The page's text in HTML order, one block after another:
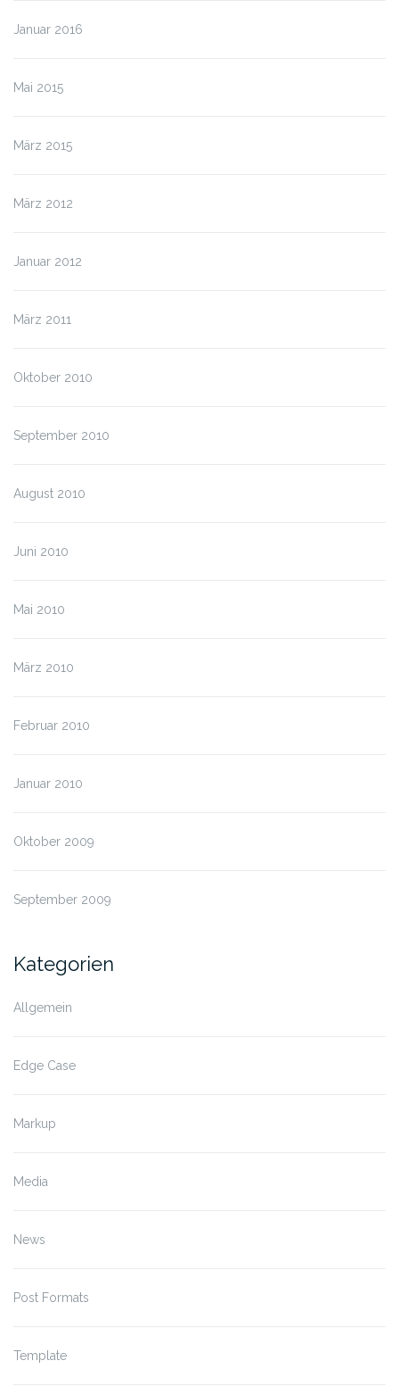
Januar 2016
Mai 2015
März 2015
März 2012
Januar 2012
März 2011
Oktober 2010
September 2010
August 2010
Juni 2010
Mai 2010
März 2010
Februar 2010
Januar 2010
Oktober 2009
September 2009
Kategorien
Allgemein
Edge Case
Markup
Media
News
Post Formats
Template